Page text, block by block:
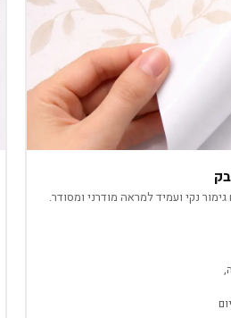
נקי ועמיד למראה מודרני ומסודר.